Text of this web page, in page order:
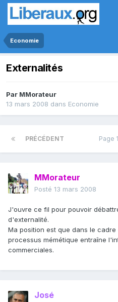
Economie
Externalités
Par MMorateur
13 mars 2008 dans Economie
PRÉCÉDENT Page
MMorateur
Posté 13 mars 2008
J'ouvre ce fil pour pouvoir
d'externalité.
Ma position est que dans le
processus mémétique entraîne
commerciales.
José